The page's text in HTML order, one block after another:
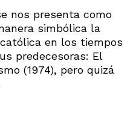
nos presenta como
simbólica la
en los tiempos
predecesoras: El
(1974), pero quizá